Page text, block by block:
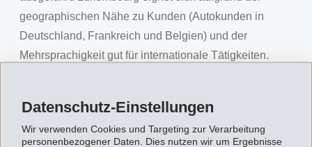
Datenschutz-Einstellungen
Wir verwenden Cookies und Targeting zur Verarbeitung
personenbezogener Daten. Dies nutzen wir um Ergebnisse
geographischen Nähe zu Kunden (Autokunden in
Deutschland, Frankreich und Belgien) und der
Mehrsprachigkeit gut für internationale Tätigkeiten.
Behauptungen des Blicks, in eigenen
Büroräumlichkeiten in der Nähe des Flughafens tätig.
Beschäftigt sind dort zurzeit rund ein halbes Dutzend